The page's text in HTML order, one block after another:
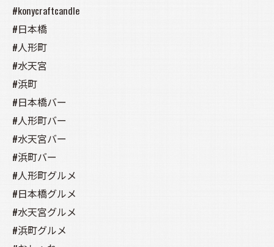
#konycraftcandle
#日本橋
#人形町
#水天宮
#浜町
#日本橋バー
#人形町バー
#水天宮バー
#浜町バー
#人形町グルメ
#日本橋グルメ
#水天宮グルメ
#浜町グルメ